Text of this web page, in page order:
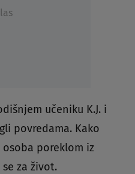
učeniku K.J. i
povredama. Kako
osoba poreklom iz
za život.